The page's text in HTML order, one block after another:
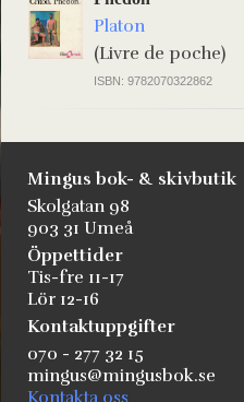
Platon
(Livre de poche)
ISBN: 9782070322862
Mingus bok- & skivbutik
Skolgatan 98
903 31 Umeå
Öppettider
Tis-fre 11-17
Lör 12-16
Kontaktuppgifter
070 - 277 32 15
mingus@mingusbok.se
Kontakta oss